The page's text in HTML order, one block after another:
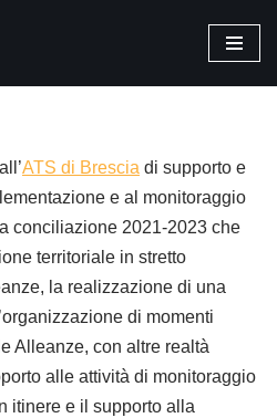
ATS di Brescia di supporto e
e al monitoraggio
conciliazione 2021-2023 che
territoriale in stretto
la realizzazione di una
di momenti
Alleanze, con altre realtà
alle attività di monitoraggio
itinere e il supporto alla